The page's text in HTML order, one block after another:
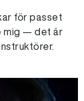
för passet
mig — det är